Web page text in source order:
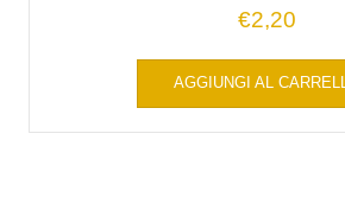
€2,20
AGGIUNGI AL